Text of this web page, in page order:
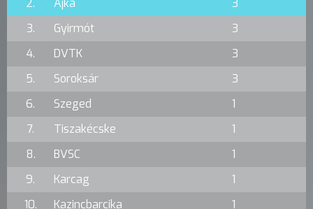
2.
Ajka
3
3.
Gyirmót
3
4.
DVTK
3
5.
Soroksár
3
6.
Szeged
1
7.
Tiszakécske
1
8.
BVSC
1
9.
Karcag
1
10.
Kazincbarcika 1